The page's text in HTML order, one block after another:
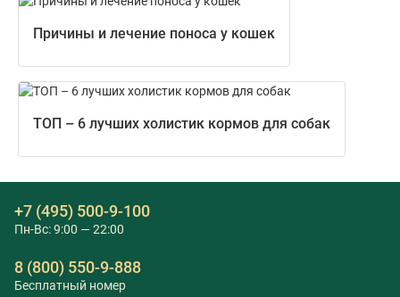
Причины и лечение поноса у кошек
ТОП – 6 лучших холистик кормов для собак
+7 (495) 500-9-100
Пн-Вс: 9:00 — 22:00
8 (800) 550-9-888
Бесплатный номер